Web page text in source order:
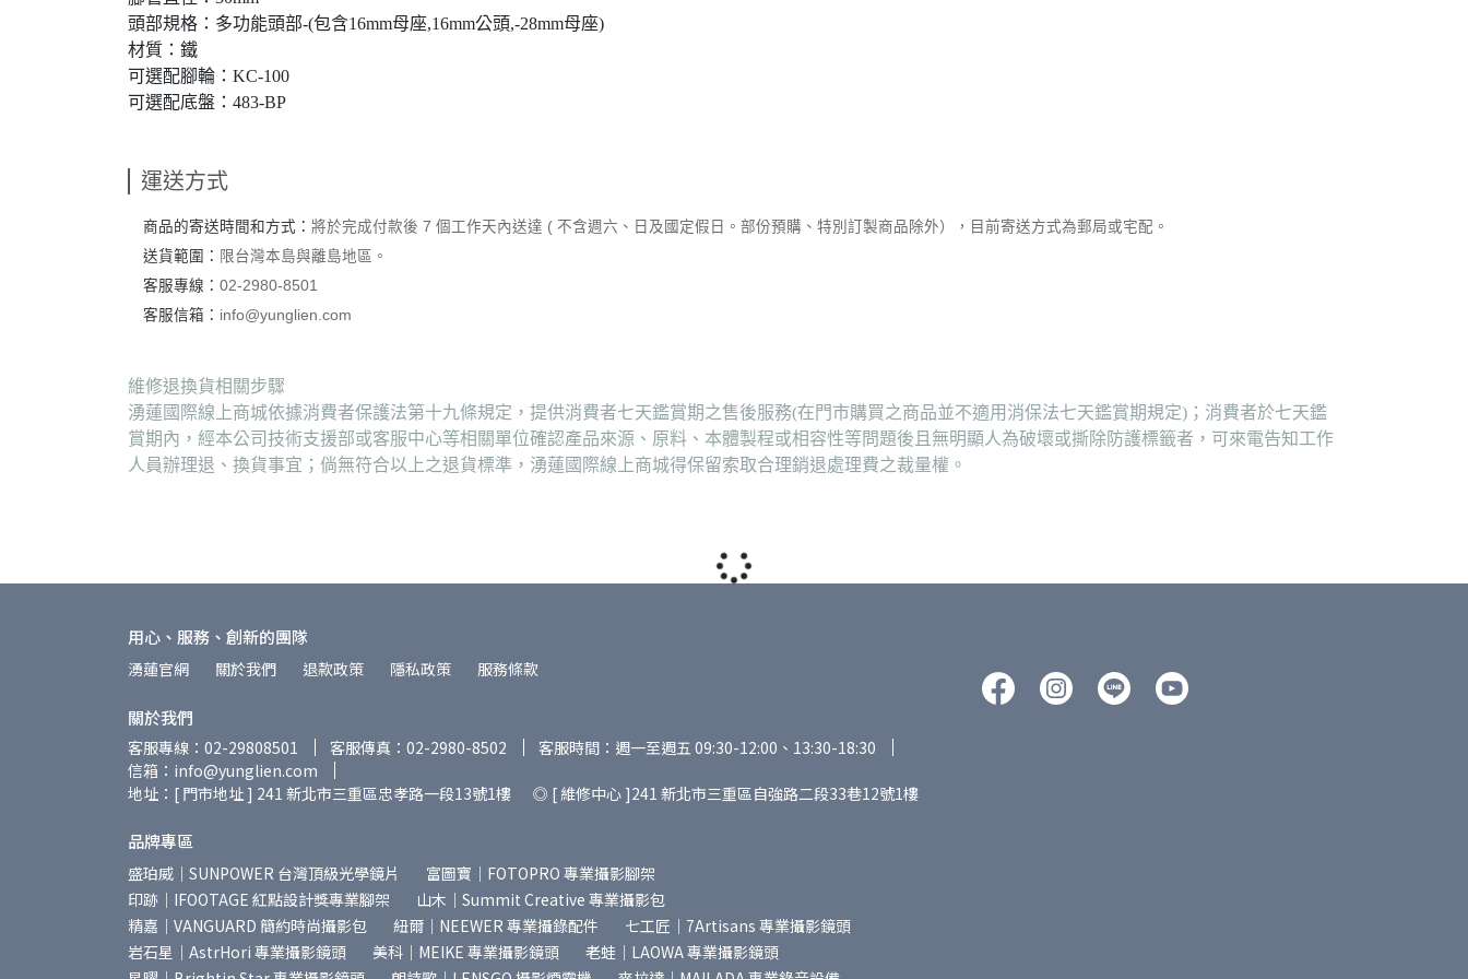
頭部規格：多功能頭部-(包含16mm母座,16mm公頭,-28mm母座)
材質：鐵
可選配腳輪：KC-100
可選配底盤：483-BP
運送方式
商品的寄送時間和方式： 將於完成付款後 7 個工作天內送達 ( 不含週六、日及國定假日。部份預購、特別訂製商品除外），目前寄送方式為郵局或宅配。
送貨範圍： 限台灣本島與離島地區。
客服專線： 02-2980-8501
客服信箱： info@yunglien.com
維修退換貨相關步驟
湧蓮國際線上商城依據消費者保護法第十九條規定，提供消費者七天鑑賞期之售後服務(在門市購買之商品並不適用消保法七天鑑賞期規定)；消費者於七天鑑
賞期內，經本公司技術支援部或客服中心等相關單位確認產品來源、原料、本體製程或相容性等問題後且無明顯人為破壞或撕除防護標籤者，可來電告知工作
人員辦理退、換貨事宜；倘無符合以上之退貨標準，湧蓮國際線上商城得保留索取合理銷退處理費之裁量權。
用心、服務、創新的團隊
湧蓮官網 關於我們 退款政策 隱私政策 服務條款
關於我們
客服專線：02-29808501 客服傳真：02-2980-8502
客服時間：週一至週五 09:30-12:00、13:30-18:30
信箱：info@yunglien.com
地址：[ 門市地址 ] 241 新北市三重區忠孝路一段13號1樓 ◎ [ 維修中心 ]241 新北市三重區自強路二段33巷12號1樓
品牌專區
盛珀威｜SUNPOWER 台灣頂級光學鏡片
富圖寶｜FOTOPRO 專業攝影腳架
印跡｜IFOOTAGE 紅點設計獎專業腳架
山木｜Summit Creative 專業攝影包
精嘉｜VANGUARD 簡約時尚攝影包
紐爾｜NEEWER 專業攝錄配件
七工匠｜7Artisans 專業攝影鏡頭
岩石星｜AstrHori 專業攝影鏡頭
美科｜MEIKE 專業攝影鏡頭
老蛙｜LAOWA 專業攝影鏡頭